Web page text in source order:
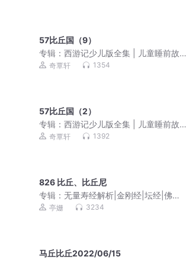
57比丘国（9）
专辑：西游记少儿版全集 | 儿童睡前故
事 |孙悟空的故事
奇覃轩 1354
57比丘国（2）
专辑：西游记少儿版全集 | 儿童睡前故
事 |孙悟空的故事
奇覃轩 1392
826 比丘、比丘尼
专辑：无量寿经解析|金刚经|坛经|佛教
十三经
亭姗 3234
马丘比丘2022/06/15